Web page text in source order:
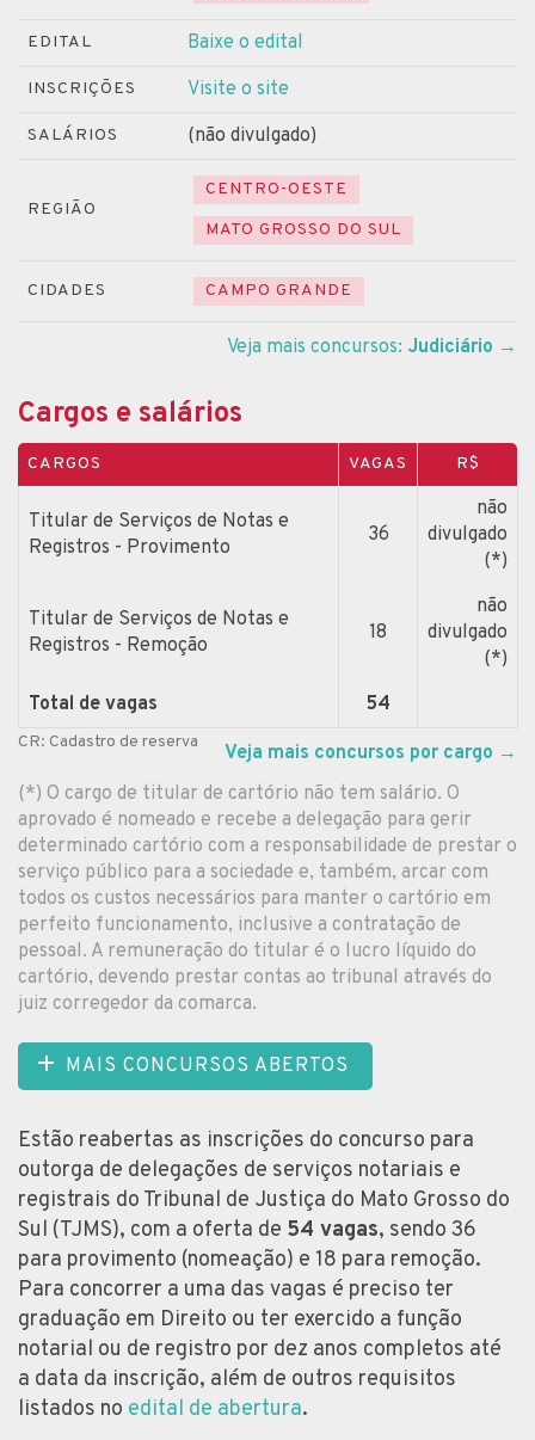
EDITAL Baixe o edital
INSCRIÇÕES Visite o site
SALÁRIOS (não divulgado)
REGIÃO
CENTRO-OESTE
MATO GROSSO DO SUL
CIDADES CAMPO GRANDE
Veja mais concursos: Judiciário →
Cargos e salários
CARGOS VAGAS R$
Titular de Serviços de Notas e
Registros - Provimento
36
não
divulgado
(*)
Titular de Serviços de Notas e
Registros - Remoção
18
não
divulgado
(*)
Total de vagas
54
CR: Cadastro de reserva Veja mais concursos por cargo →
(*) O cargo de titular de cartório não tem salário. O
aprovado é nomeado e recebe a delegação para gerir
determinado cartório com a responsabilidade de prestar o
serviço público para a sociedade e, também, arcar com
todos os custos necessários para manter o cartório em
perfeito funcionamento, inclusive a contratação de
pessoal. A remuneração do titular é o lucro líquido do
cartório, devendo prestar contas ao tribunal através do
juiz corregedor da comarca.
MAIS CONCURSOS ABERTOS
Estão reabertas as inscrições do concurso para
outorga de delegações de serviços notariais e
registrais do Tribunal de Justiça do Mato Grosso do
Sul (TJMS), com a oferta de 54 vagas, sendo 36
para provimento (nomeação) e 18 para remoção.
Para concorrer a uma das vagas é preciso ter
graduação em Direito ou ter exercido a função
notarial ou de registro por dez anos completos até
a data da inscrição, além de outros requisitos
listados no edital de abertura.